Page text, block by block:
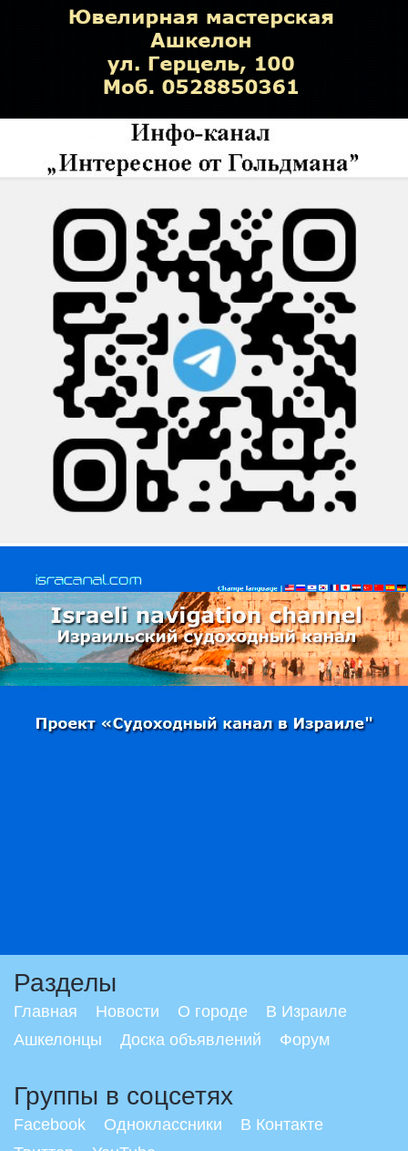
Разделы
Главная Новости О городе
В Израиле
Ашкелонцы
Доска объявлений Форум
Группы в соцсетях
Facebook Одноклассники
В Контакте